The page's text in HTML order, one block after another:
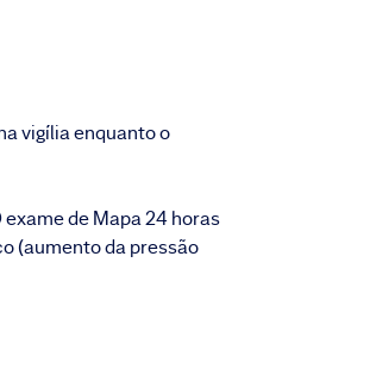
vigília enquanto o
de Mapa 24 horas
(aumento da pressão